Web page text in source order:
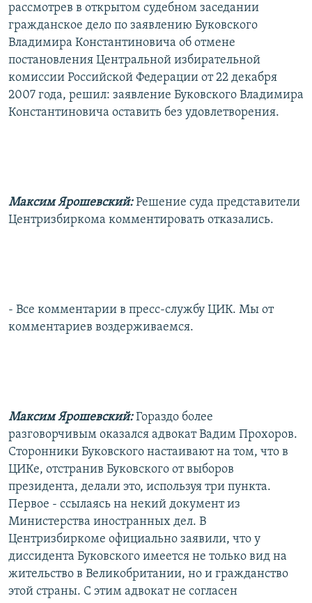
рассмотрев в открытом судебном заседании
гражданское дело по заявлению Буковского
Владимира Константиновича об отмене
постановления Центральной избирательной
комиссии Российской Федерации от 22 декабря
2007 года, решил: заявление Буковского Владимира
Константиновича оставить без удовлетворения.
Максим Ярошевский: Решение суда представители
Центризбиркома комментировать отказались.
- Все комментарии в пресс-службу ЦИК. Мы от
комментариев воздерживаемся.
Максим Ярошевский: Гораздо более
разговорчивым оказался адвокат Вадим Прохоров.
Сторонники Буковского настаивают на том, что в
ЦИКе, отстранив Буковского от выборов
президента, делали это, используя три пункта.
Первое - ссылаясь на некий документ из
Министерства иностранных дел. В
Центризбиркоме официально заявили, что у
диссидента Буковского имеется не только вид на
жительство в Великобритании, но и гражданство
этой страны. С этим адвокат не согласен